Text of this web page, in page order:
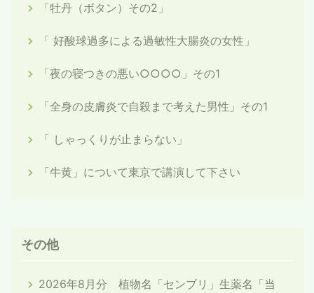
「牡丹（ボタン）その2」
「 好酸球過多による過敏性大腸炎の女性」
「夜の寝つきの悪い○○○○」その1
「全身の皮膚炎で自殺まで考えた男性」その1
「 しゃっくりが止まらない」
「牛黄」について東京で講演して下さい
その他
2026年8月分 植物名「センブリ」生薬名「当